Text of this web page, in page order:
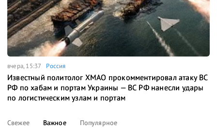
вчера, 15:37 Россия
Известный политолог ХМАО прокомментировал атаку ВС
РФ по хабам и портам Украины — ВС РФ нанесли удары
по логистическим узлам и портам
Свежее Важное Популярное